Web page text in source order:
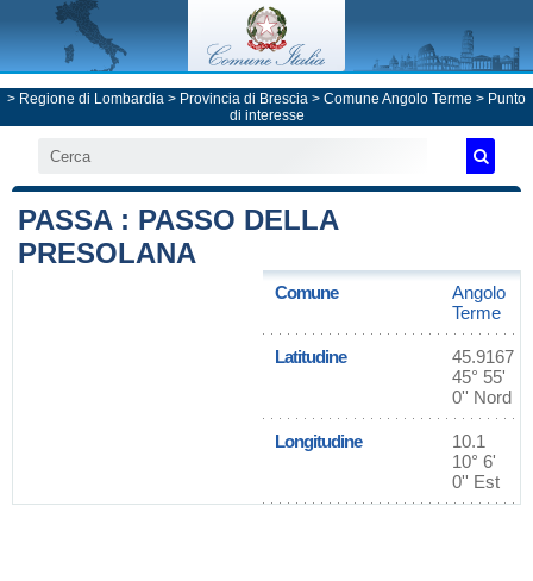
> Regione di Lombardia > Provincia di Brescia > Comune Angolo Terme > Punto
di interesse
PASSA : PASSO DELLA
PRESOLANA
Comune
Angolo
Terme
Latitudine
45.9167
45° 55'
0'' Nord
Longitudine
10.1
10° 6'
0'' Est